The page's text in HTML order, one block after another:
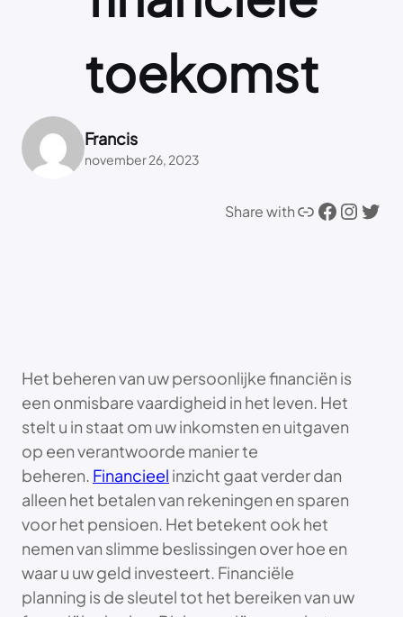
toekomst
Francis
november 26, 2023
Share withLink Facebook Instagram Twitter
Het beheren van uw persoonlijke financiën is
een onmisbare vaardigheid in het leven. Het
stelt u in staat om uw inkomsten en uitgaven
op een verantwoorde manier te
beheren. Financieel inzicht gaat verder dan
alleen het betalen van rekeningen en sparen
voor het pensioen. Het betekent ook het
nemen van slimme beslissingen over hoe en
waar u uw geld investeert. Financiële
planning is de sleutel tot het bereiken van uw